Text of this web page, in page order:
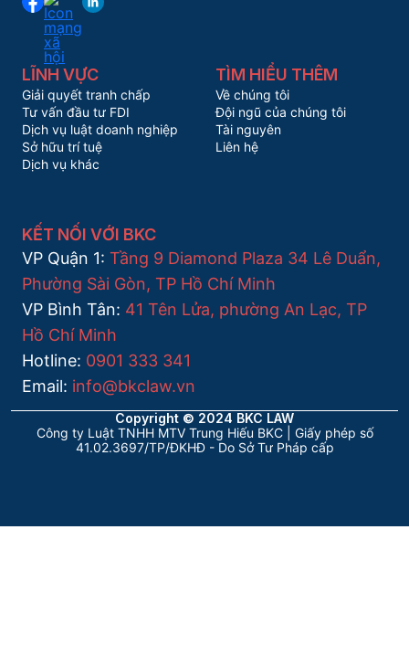
LĨNH VỰC
Giải quyết tranh chấp
Tư vấn đầu tư FDI
Dịch vụ luật doanh nghiệp
Sở hữu trí tuệ
Dịch vụ khác
TÌM HIỂU THÊM
Về chúng tôi
Đội ngũ của chúng tôi
Tài nguyên
Liên hệ
KẾT NỐI VỚI BKC
VP Quận 1: Tầng 9 Diamond Plaza 34 Lê Duẩn,
Phường Sài Gòn, TP Hồ Chí Minh
VP Bình Tân: 41 Tên Lửa, phường An Lạc, TP
Hồ Chí Minh
Hotline: 0901 333 341
Email: info@bkclaw.vn
Copyright © 2024 BKC LAW
Công ty Luật TNHH MTV Trung Hiếu BKC | Giấy phép số
41.02.3697/TP/ĐKHĐ - Do Sở Tư Pháp cấp